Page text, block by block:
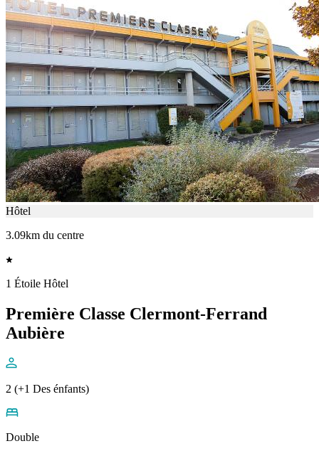
Hôtel
3.09km du centre
1 Étoile Hôtel
Première Classe Clermont-Ferrand
Aubière
2 (+1 Des énfants)
Double